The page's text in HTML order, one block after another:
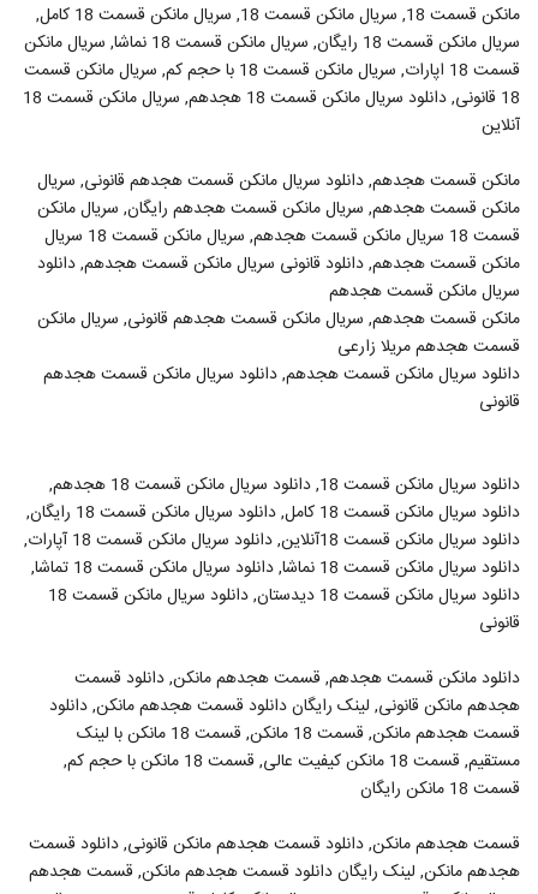
مانکن قسمت 18, سریال مانکن قسمت 18, سریال مانکن قسمت 18 کامل,
سریال مانکن قسمت 18 رایگان, سریال مانکن قسمت 18 نماشا, سریال مانکن
قسمت 18 اپارات, سریال مانکن قسمت 18 با حجم کم, سریال مانکن قسمت
18 قانونی, دانلود سریال مانکن قسمت 18 هجدهم, سریال مانکن قسمت 18
آنلاین
مانکن قسمت هجدهم, دانلود سریال مانکن قسمت هجدهم قانونی, سریال
مانکن قسمت هجدهم, سریال مانکن قسمت هجدهم رایگان, سریال مانکن
قسمت 18 سریال مانکن قسمت هجدهم, سریال مانکن قسمت 18 سریال
مانکن قسمت هجدهم, دانلود قانونی سریال مانکن قسمت هجدهم, دانلود
سریال مانکن قسمت هجدهم
مانکن قسمت هجدهم, سریال مانکن قسمت هجدهم قانونی, سریال مانکن
قسمت هجدهم مریلا زارعی
دانلود سریال مانکن قسمت هجدهم, دانلود سریال مانکن قسمت هجدهم
قانونی
دانلود سریال مانکن قسمت 18, دانلود سریال مانکن قسمت 18 هجدهم,
دانلود سریال مانکن قسمت 18 کامل, دانلود سریال مانکن قسمت 18 رایگان,
دانلود سریال مانکن قسمت 18آنلاین, دانلود سریال مانکن قسمت 18 آپارات,
دانلود سریال مانکن قسمت 18 نماشا, دانلود سریال مانکن قسمت 18 تماشا,
دانلود سریال مانکن قسمت 18 دیدستان, دانلود سریال مانکن قسمت 18
قانونی
دانلود مانکن قسمت هجدهم, قسمت هجدهم مانکن, دانلود قسمت
هجدهم مانکن قانونی, لینک رایگان دانلود قسمت هجدهم مانکن, دانلود
قسمت هجدهم مانکن, قسمت 18 مانکن, قسمت 18 مانکن با لینک
مستقیم, قسمت 18 مانکن کیفیت عالی, قسمت 18 مانکن با حجم کم,
قسمت 18 مانکن رایگان
قسمت هجدهم مانکن, دانلود قسمت هجدهم مانکن قانونی, دانلود قسمت
هجدهم مانکن, لینک رایگان دانلود قسمت هجدهم مانکن, قسمت هجدهم